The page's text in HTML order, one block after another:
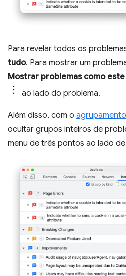
Para revelar todos os
tudo. Para mostrar um
Mostrar problemas como este
ao lado do problema.
Além disso, com o
ocultar grupos inteiros de
menu de três pontos ao lado